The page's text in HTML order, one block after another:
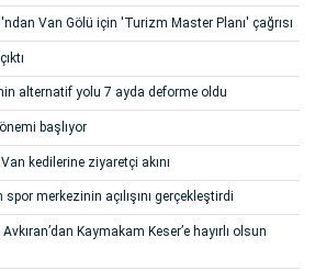
Van Gölü için 'Turizm Master Planı' çağrısı
alternatif yolu 7 ayda deforme oldu
başlıyor
kedilerine ziyaretçi akını
merkezinin açılışını gerçekleştirdi
Kaymakam Keser’e hayırlı olsun